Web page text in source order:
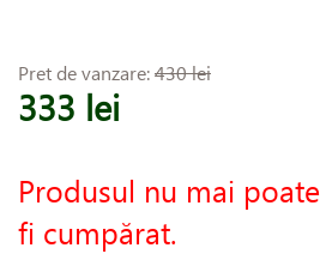
Pret de vanzare:430 lei
333 lei
Produsul nu mai poate
fi cumpărat.